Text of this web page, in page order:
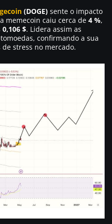
(DOGE) sente o impacto
memecoin caiu cerca de 4 %,
0,106 $. Lidera assim as
confirmando a sua
stress no mercado.